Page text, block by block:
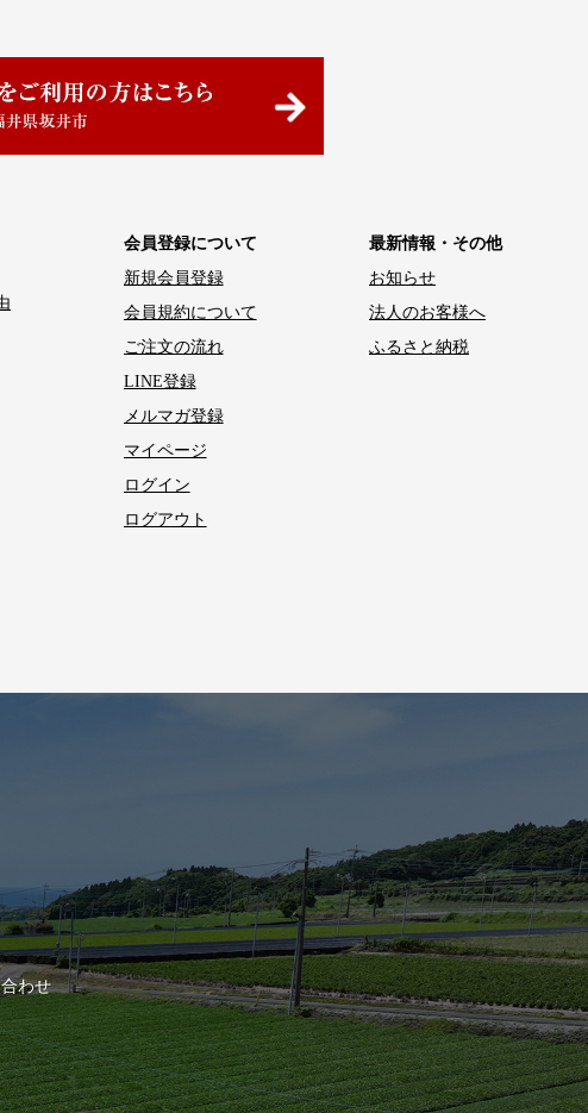
会員登録について
新規会員登録
会員規約について
ご注文の流れ
LINE登録
メルマガ登録
マイページ
ログイン
ログアウト
最新情報・その他
お知らせ
法人のお客様へ
ふるさと納税
わせ